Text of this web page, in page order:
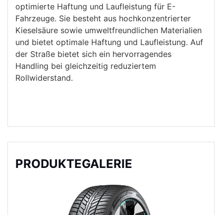
optimierte Haftung und Laufleistung für E-
Fahrzeuge. Sie besteht aus hochkonzentrierter
Kieselsäure sowie umweltfreundlichen Materialien
und bietet optimale Haftung und Laufleistung. Auf
der Straße bietet sich ein hervorragendes
Handling bei gleichzeitig reduziertem
Rollwiderstand.
PRODUKTEGALERIE